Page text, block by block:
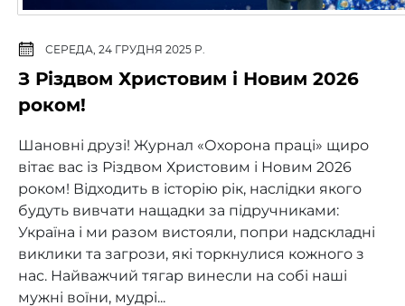
СЕРЕДА, 24 ГРУДНЯ 2025 Р.
З Різдвом Христовим і Новим 2026
роком!
Шановні друзі! Журнал «Охорона праці» щиро
вітає вас із Різдвом Христовим і Новим 2026
роком! Відходить в історію рік, наслідки якого
будуть вивчати нащадки за підручниками:
Україна і ми разом вистояли, попри надскладні
виклики та загрози, які торкнулися кожного з
нас. Найважчий тягар винесли на собі наші
мужні воїни, мудрі...